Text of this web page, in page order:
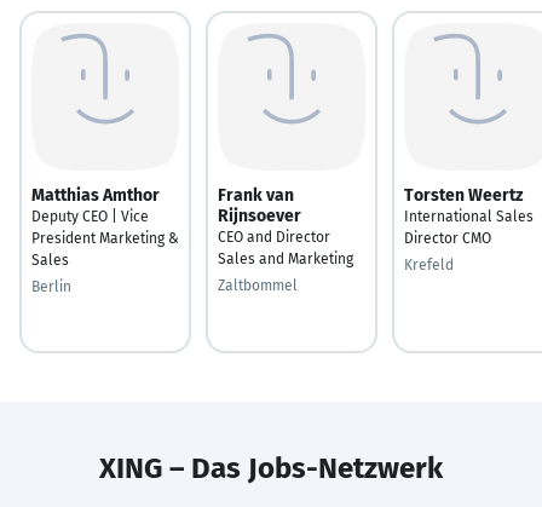
Matthias Amthor
Deputy CEO | Vice
President Marketing &
Sales
Berlin
Frank van
Rijnsoever
CEO and Director
Sales and Marketing
Zaltbommel
Torsten Weertz
International Sales
Director CMO
Krefeld
XING – Das Jobs-Netzwerk